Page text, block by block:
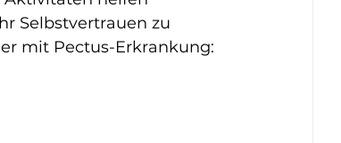
Selbstvertrauen zu
mit Pectus-Erkrankung: